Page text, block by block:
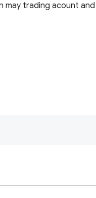
may trading acount